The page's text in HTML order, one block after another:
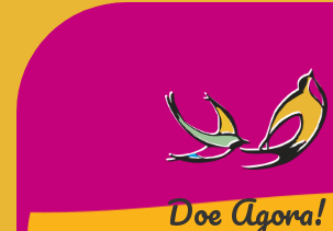
Doe Agora!